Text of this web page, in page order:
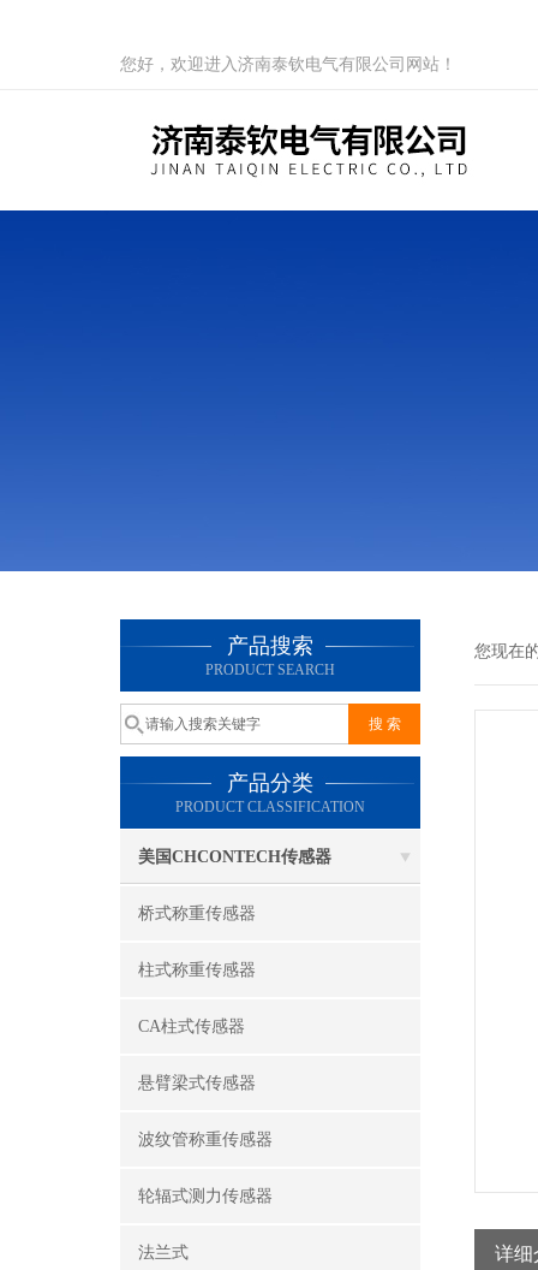
您好，欢迎进入济南泰钦电气有限公司网站！
产品搜索
PRODUCT SEARCH
产品分类
PRODUCT CLASSIFICATION
美国CHCONTECH传感器
桥式称重传感器
柱式称重传感器
CA柱式传感器
悬臂梁式传感器
波纹管称重传感器
轮辐式测力传感器
法兰式
您现在
详细